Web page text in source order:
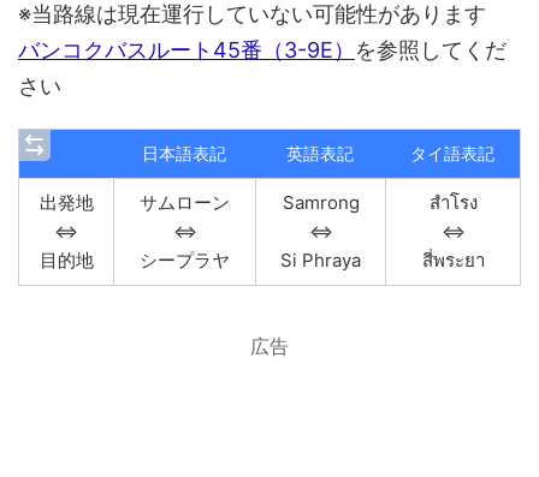
※当路線は現在運行していない可能性があります
バンコクバスルート45番（3-9E） を参照してくだ
さい
日本語表記 英語表記 タイ語表記
出発地
⇔
目的地
サムローン
⇔
シープラヤ
Samrong
⇔
Si Phraya
สำโรง
⇔
สี่พระยา
広告